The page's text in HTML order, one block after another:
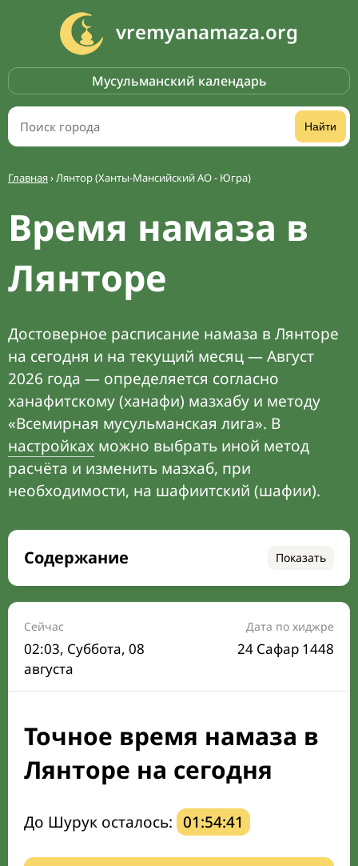
vremyanamaza.org
Мусульманский календарь
Найти
Главная›Лянтор (Ханты-Мансийский АО - Югра)
Время намаза в
Лянторе
Достоверное расписание намаза в Лянторе
на сегодня и на текущий месяц — Август
2026 года — определяется согласно
ханафитскому (ханафи) мазхабу и методу
«Всемирная мусульманская лига». В
настройках можно выбрать иной метод
расчёта и изменить мазхаб, при
необходимости, на шафиитский (шафии).
Содержание Показать
Время намаза на сегодня
Расписание на месяц
Время Сухура и Ифтара на сегодня
Календарь рамадана
Мечети и молельные комнаты
Направление киблы
Сейчас
02:03, Суббота, 08
августа
Дата по хиджре
24 Сафар 1448
Точное время намаза в
Лянторе на сегодня
До Шурук осталось: 01:54:40